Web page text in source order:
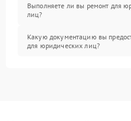
Выполняете ли вы ремонт для
лиц?
Какую документацию вы
для юридических лиц?